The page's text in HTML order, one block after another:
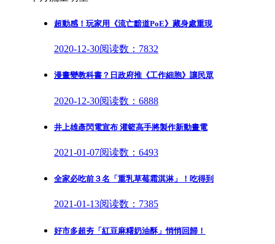
超動感！玩家用《流亡黯道PoE》藏身處重現
2020-12-30阅读数：7832
漫畫變教科書？日政府推《工作細胞》讓民眾
2020-12-30阅读数：6888
井上雄彥閃電宣布 灌籃高手將製作新動畫電
2021-01-07阅读数：6493
全家必吃前３名「重乳草莓霜淇淋」！吃得到
2021-01-13阅读数：7385
好市多超夯「紅豆麻糬奶油酥」悄悄回歸！